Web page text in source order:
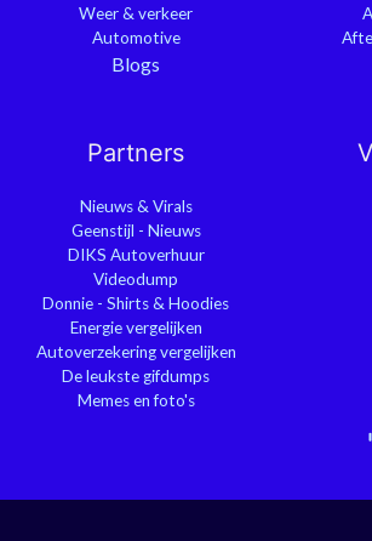
Weer & verkeer
Automotive
Blogs
Partners
Nieuws & Virals
Geenstijl - Nieuws
DIKS Autoverhuur
Videodump
Donnie - Shirts & Hoodies
Energie vergelijken
Autoverzekering vergelijken
De leukste gifdumps
Memes en foto's